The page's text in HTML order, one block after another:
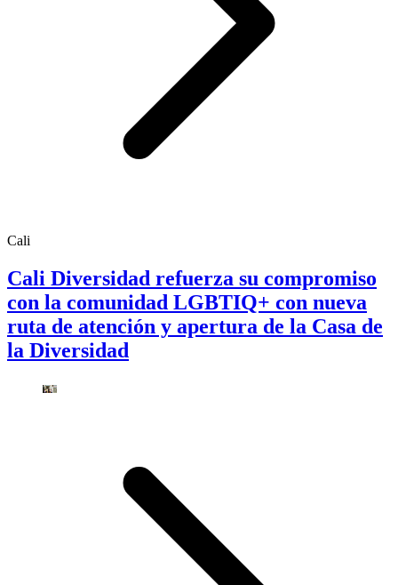
Cali
Cali Diversidad refuerza su compromiso
con la comunidad LGBTIQ+ con nueva
ruta de atención y apertura de la Casa de
la Diversidad